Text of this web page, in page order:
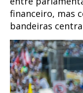
financeiro, mas
bandeiras